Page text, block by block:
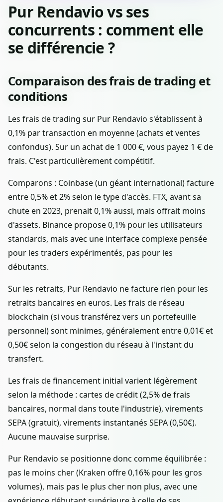
Pur Rendavio vs ses
concurrents : comment elle
se différencie ?
Comparaison des frais de trading et
conditions
Les frais de trading sur Pur Rendavio s'établissent à
0,1% par transaction en moyenne (achats et ventes
confondus). Sur un achat de 1 000 €, vous payez 1 € de
frais. C'est particulièrement compétitif.
Comparons : Coinbase (un géant international) facture
entre 0,5% et 2% selon le type d'accès. FTX, avant sa
chute en 2023, prenait 0,1% aussi, mais offrait moins
d'assets. Binance propose 0,1% pour les utilisateurs
standards, mais avec une interface complexe pensée
pour les traders expérimentés, pas pour les
débutants.
Sur les retraits, Pur Rendavio ne facture rien pour les
retraits bancaires en euros. Les frais de réseau
blockchain (si vous transférez vers un portefeuille
personnel) sont minimes, généralement entre 0,01€ et
0,50€ selon la congestion du réseau à l'instant du
transfert.
Les frais de financement initial varient légèrement
selon la méthode : cartes de crédit (2,5% de frais
bancaires, normal dans toute l'industrie), virements
SEPA (gratuit), virements instantanés SEPA (0,50€).
Aucune mauvaise surprise.
Pur Rendavio se positionne donc comme équilibrée :
pas le moins cher (Kraken offre 0,16% pour les gros
volumes), mais pas le plus cher non plus, avec une